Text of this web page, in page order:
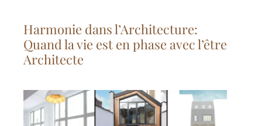
Harmonie dans l’Architecture:
Quand la vie est en phase avec l’être
Architecte